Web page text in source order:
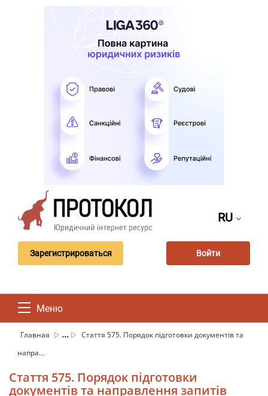
RU
Зарегистрироваться Войти
Меню
Главная ...
Стаття 575. Порядок підготовки документів та
напра...
Стаття 575. Порядок підготовки
документів та направлення запитів